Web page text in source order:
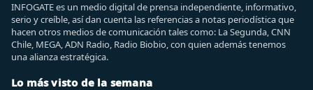
INFOGATE es un medio digital de prensa independiente, informativo,
serio y creíble, así dan cuenta las referencias a notas periodística que
hacen otros medios de comunicación tales como: La Segunda, CNN
Chile, MEGA, ADN Radio, Radio Biobio, con quien además tenemos
una alianza estratégica.
Lo más visto de la semana